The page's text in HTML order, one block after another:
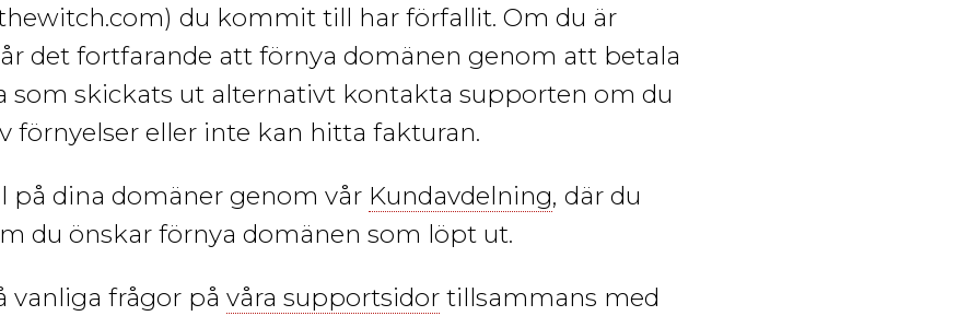
du kommit till har förfallit. Om du är
det fortfarande att förnya domänen genom att betala
som skickats ut alternativt kontakta supporten om du
förnyelser eller inte kan hitta fakturan.
på dina domäner genom vår Kundavdelning, där du
du önskar förnya domänen som löpt ut.
vanliga frågor på våra supportsidortillsammans med